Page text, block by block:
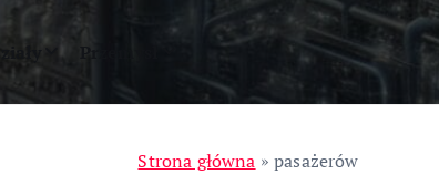
Przemysł
Strona główna »pasażerów